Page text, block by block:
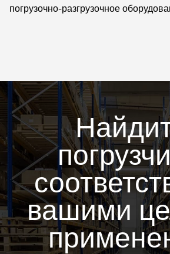
погрузочно-разгрузочное
вашими